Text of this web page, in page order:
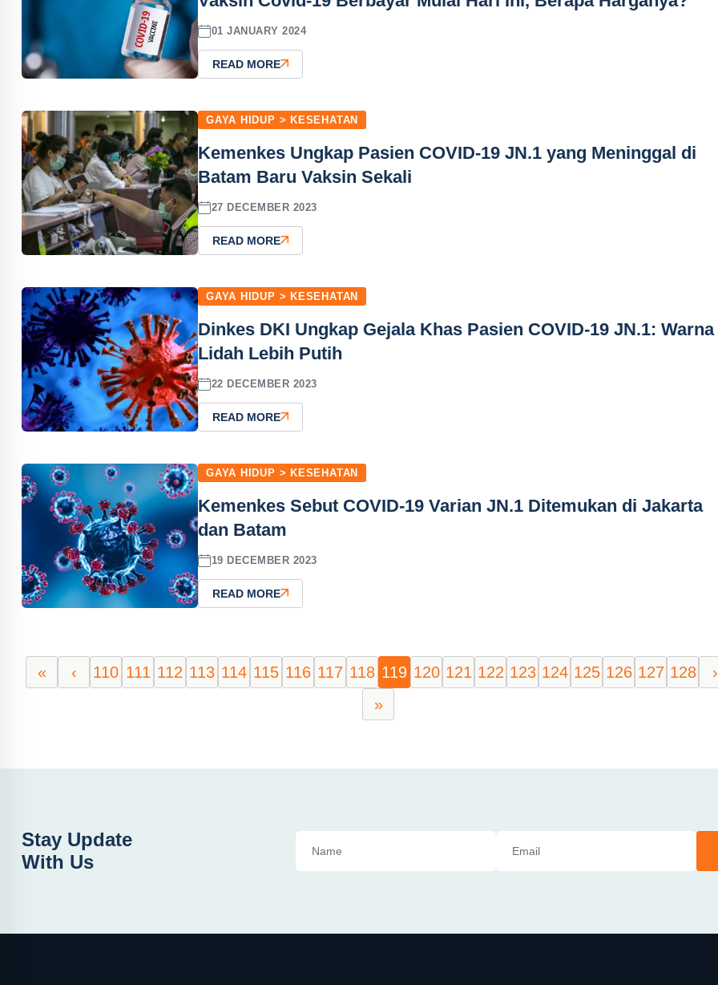
01 JANUARY 2024
READ MORE
GAYA HIDUP > KESEHATAN
Kemenkes Ungkap Pasien COVID-19 JN.1 yang Meninggal di
Batam Baru Vaksin Sekali
27 DECEMBER 2023
READ MORE
GAYA HIDUP > KESEHATAN
Dinkes DKI Ungkap Gejala Khas Pasien COVID-19 JN.1: Warna
Lidah Lebih Putih
22 DECEMBER 2023
READ MORE
GAYA HIDUP > KESEHATAN
Kemenkes Sebut COVID-19 Varian JN.1 Ditemukan di Jakarta
dan Batam
19 DECEMBER 2023
READ MORE
« ‹ 110 111 112 113 114 115 116 117 118 119 120 121 122 123 124 125 126 127 128
›
»
Stay Update
With Us